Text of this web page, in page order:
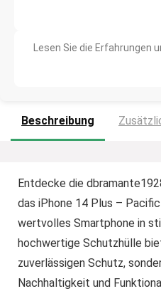
Lesen Sie die Erfahrungen
Beschreibung
Entdecke die
das iPhone 14 Plus –
wertvolles Smartphone in
hochwertige Schutzhülle
zuverlässigen Schutz,
Nachhaltigkeit und